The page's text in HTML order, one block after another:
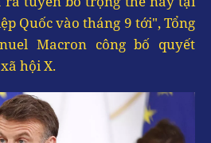
Quốc vào tháng 9 tới", Tổng
Macron công bố quyết
hội X.